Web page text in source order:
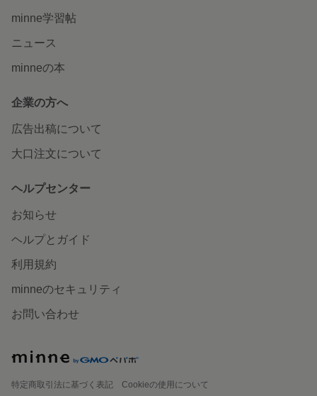
minne学習帖
ニュース
minneの本
企業の方へ
広告出稿について
大口注文について
ヘルプセンター
お知らせ
ヘルプとガイド
利用規約
minneのセキュリティ
お問い合わせ
特定商取引法に基づく表記
Cookieの使用について